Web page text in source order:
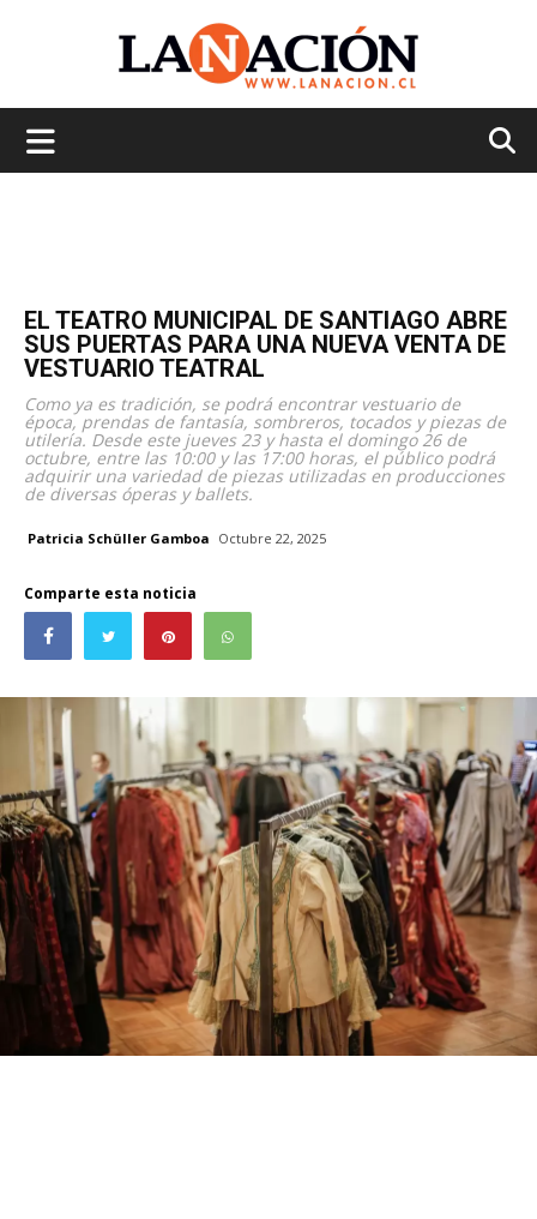
EL TEATRO MUNICIPAL DE SANTIAGO ABRE
SUS PUERTAS PARA UNA NUEVA VENTA DE
VESTUARIO TEATRAL
Como ya es tradición, se podrá encontrar vestuario de
época, prendas de fantasía, sombreros, tocados y piezas de
utilería. Desde este jueves 23 y hasta el domingo 26 de
octubre, entre las 10:00 y las 17:00 horas, el público podrá
adquirir una variedad de piezas utilizadas en producciones
de diversas óperas y ballets.
Patricia Schüller Gamboa Octubre 22, 2025
Comparte esta noticia